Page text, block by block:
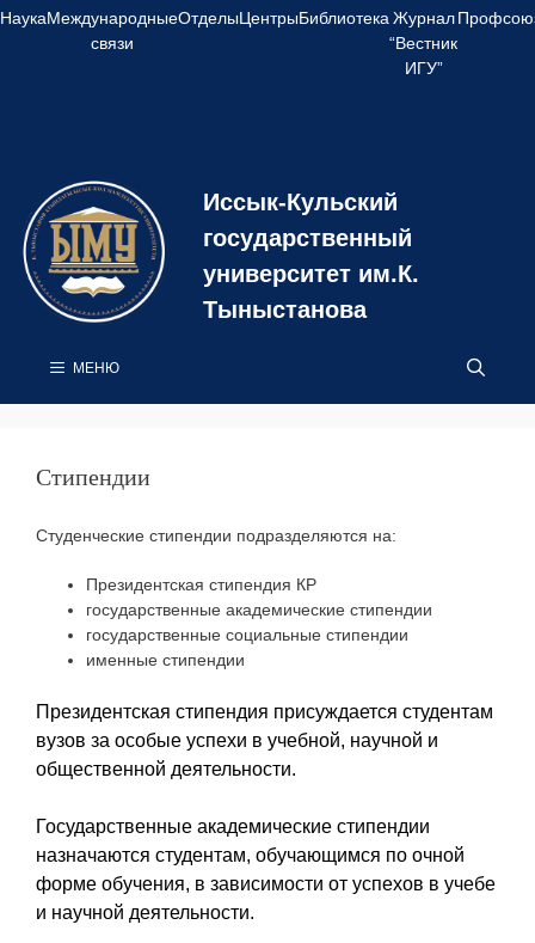
Перейти
НаукаМеждународные
связи
ОтделыЦентрыБиблиотека Журнал
“Вестник
ИГУ”
Иссык-Кульский
государственный
университет им.К.
Тыныстанова
МЕНЮ
Стипендии
Студенческие стипендии подразделяются на:
Президентская стипендия КР
государственные академические стипендии
государственные социальные стипендии
именные стипендии
Президентская стипендия присуждается студентам
вузов за особые успехи в учебной, научной и
общественной деятельности.
Государственные академические стипендии
назначаются студентам, обучающимся по очной
форме обучения, в зависимости от успехов в учебе
и научной деятельности.